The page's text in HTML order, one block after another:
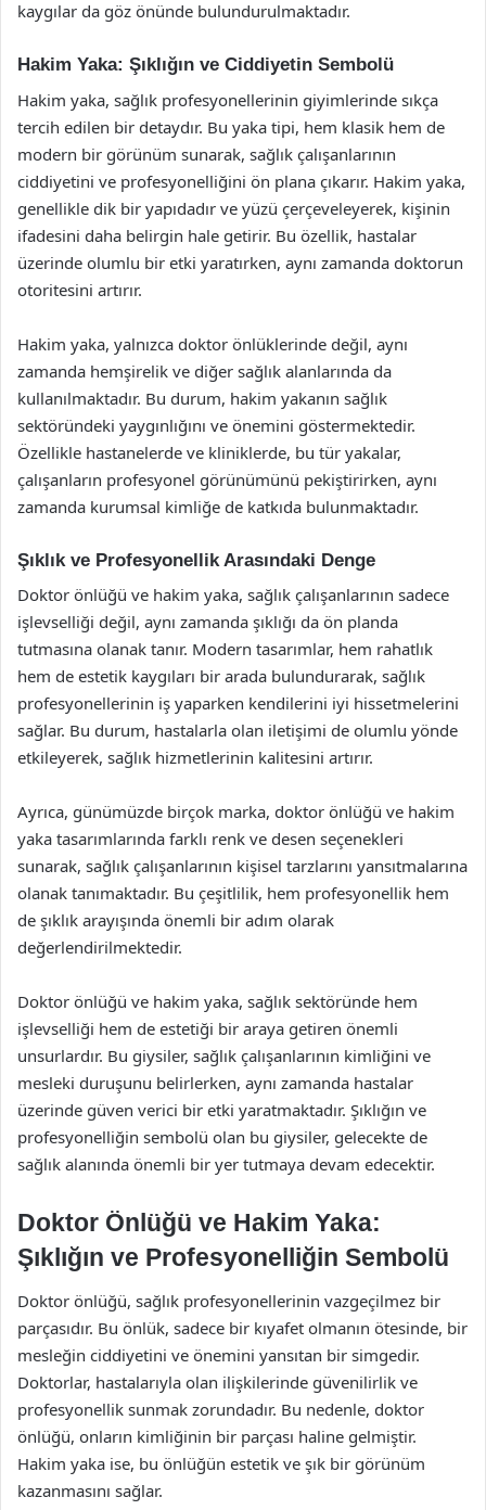
kaygılar da göz önünde bulundurulmaktadır.
Hakim Yaka: Şıklığın ve Ciddiyetin Sembolü
Hakim yaka, sağlık profesyonellerinin giyimlerinde sıkça
tercih edilen bir detaydır. Bu yaka tipi, hem klasik hem de
modern bir görünüm sunarak, sağlık çalışanlarının
ciddiyetini ve profesyonelliğini ön plana çıkarır. Hakim yaka,
genellikle dik bir yapıdadır ve yüzü çerçeveleyerek, kişinin
ifadesini daha belirgin hale getirir. Bu özellik, hastalar
üzerinde olumlu bir etki yaratırken, aynı zamanda doktorun
otoritesini artırır.
Hakim yaka, yalnızca doktor önlüklerinde değil, aynı
zamanda hemşirelik ve diğer sağlık alanlarında da
kullanılmaktadır. Bu durum, hakim yakanın sağlık
sektöründeki yaygınlığını ve önemini göstermektedir.
Özellikle hastanelerde ve kliniklerde, bu tür yakalar,
çalışanların profesyonel görünümünü pekiştirirken, aynı
zamanda kurumsal kimliğe de katkıda bulunmaktadır.
Şıklık ve Profesyonellik Arasındaki Denge
Doktor önlüğü ve hakim yaka, sağlık çalışanlarının sadece
işlevselliği değil, aynı zamanda şıklığı da ön planda
tutmasına olanak tanır. Modern tasarımlar, hem rahatlık
hem de estetik kaygıları bir arada bulundurarak, sağlık
profesyonellerinin iş yaparken kendilerini iyi hissetmelerini
sağlar. Bu durum, hastalarla olan iletişimi de olumlu yönde
etkileyerek, sağlık hizmetlerinin kalitesini artırır.
Ayrıca, günümüzde birçok marka, doktor önlüğü ve hakim
yaka tasarımlarında farklı renk ve desen seçenekleri
sunarak, sağlık çalışanlarının kişisel tarzlarını yansıtmalarına
olanak tanımaktadır. Bu çeşitlilik, hem profesyonellik hem
de şıklık arayışında önemli bir adım olarak
değerlendirilmektedir.
Doktor önlüğü ve hakim yaka, sağlık sektöründe hem
işlevselliği hem de estetiği bir araya getiren önemli
unsurlardır. Bu giysiler, sağlık çalışanlarının kimliğini ve
mesleki duruşunu belirlerken, aynı zamanda hastalar
üzerinde güven verici bir etki yaratmaktadır. Şıklığın ve
profesyonelliğin sembolü olan bu giysiler, gelecekte de
sağlık alanında önemli bir yer tutmaya devam edecektir.
Doktor Önlüğü ve Hakim Yaka:
Şıklığın ve Profesyonelliğin Sembolü
Doktor önlüğü, sağlık profesyonellerinin vazgeçilmez bir
parçasıdır. Bu önlük, sadece bir kıyafet olmanın ötesinde, bir
mesleğin ciddiyetini ve önemini yansıtan bir simgedir.
Doktorlar, hastalarıyla olan ilişkilerinde güvenilirlik ve
profesyonellik sunmak zorundadır. Bu nedenle, doktor
önlüğü, onların kimliğinin bir parçası haline gelmiştir.
Hakim yaka ise, bu önlüğün estetik ve şık bir görünüm
kazanmasını sağlar.